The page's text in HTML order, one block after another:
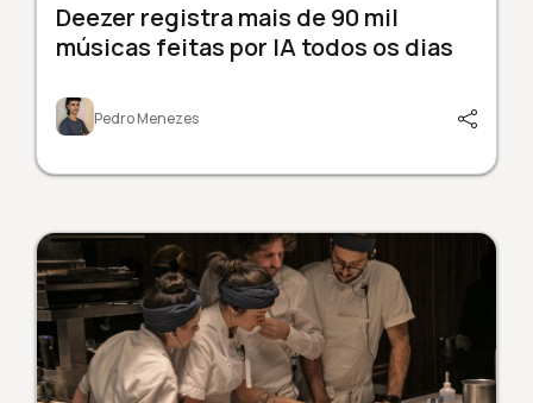
Deezer registra mais de 90 mil
músicas feitas por IA todos os dias
Pedro Menezes